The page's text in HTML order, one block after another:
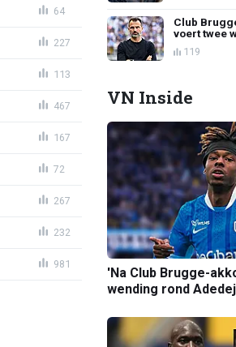
64
227
113
467
167
72
267
232
981
Club
voert twee
119
VN Inside
'Na Club Brugge-
wending rond